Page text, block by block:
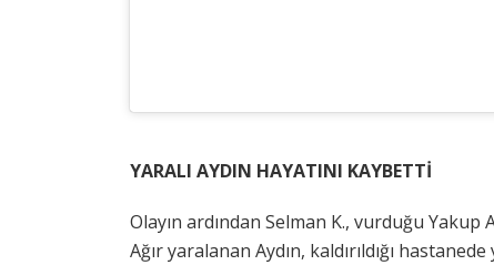
YARALI AYDIN HAYATINI KAYBETTİ
Olayın ardından Selman K., vurduğu Yakup
Ağır yaralanan Aydın, kaldırıldığı